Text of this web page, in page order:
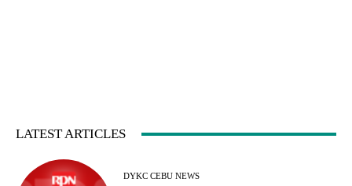
LATEST ARTICLES
DYKC CEBU NEWS